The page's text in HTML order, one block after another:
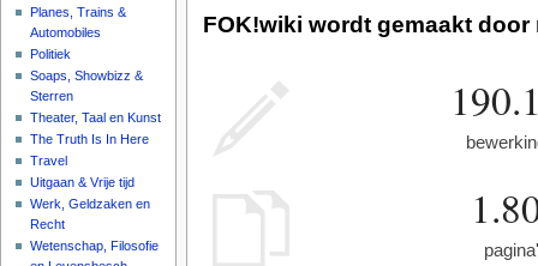
FOK!wiki wordt gemaakt door
Planes, Trains &
Automobiles
Politiek
Soaps, Showbizz &
Sterren
Theater, Taal en Kunst
The Truth Is In Here
Travel
Uitgaan & Vrije tijd
Werk, Geldzaken en
Recht
Wetenschap, Filosofie